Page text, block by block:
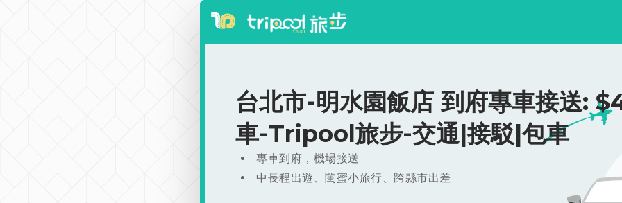
台北市-明水園飯店 到府專車接送:
車-Tripool旅步-交通|接駁|包車
專車到府，機場接送
中長程出遊、閨蜜小旅行、跨縣市出差